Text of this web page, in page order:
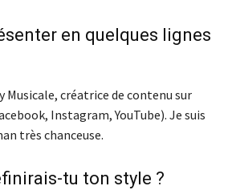
en quelques lignes
Musicale, créatrice de contenu sur
Instagram, YouTube). Je suis
très chanceuse.
tu ton style ?